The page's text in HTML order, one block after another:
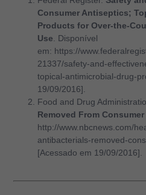
Consumer Antiseptics;
Products for Over-the-
Use . Disponível
em: https://
21337/safety-and-
topical-antimicrobial-drug-
19/09/2016].
Food and Drug
Removed From Consumer
http://www.nbcnews.com/
antibacterials-removed-
[Acessado em 19/09/2016].